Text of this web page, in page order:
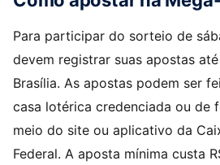
Para participar do sorteio de
devem registrar suas apostas
Brasília. As apostas podem ser
casa lotérica credenciada ou de
meio do site ou aplicativo da
Federal. A aposta mínima custa